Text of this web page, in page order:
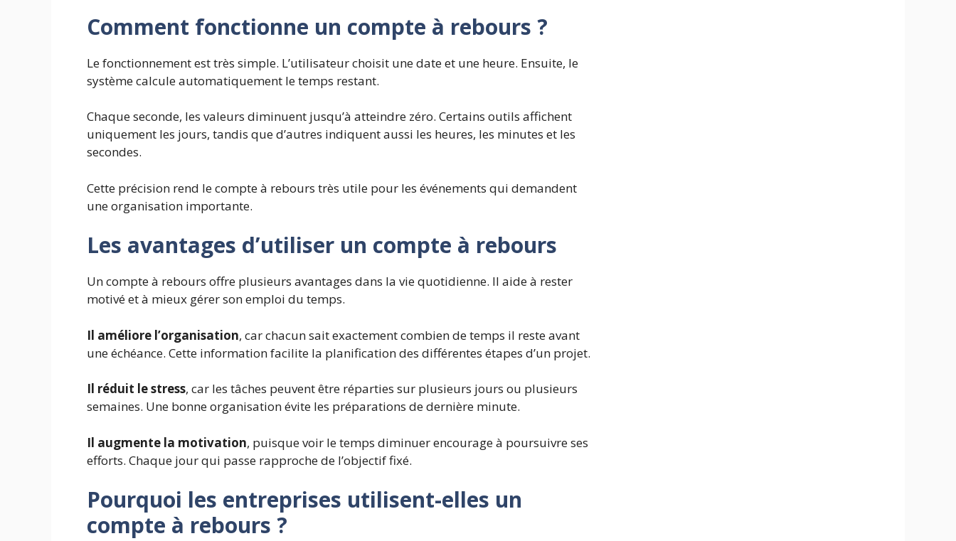
Comment fonctionne un compte à rebours ?
Le fonctionnement est très simple. L’utilisateur choisit une date et une heure. Ensuite, le
système calcule automatiquement le temps restant.
Chaque seconde, les valeurs diminuent jusqu’à atteindre zéro. Certains outils affichent
uniquement les jours, tandis que d’autres indiquent aussi les heures, les minutes et les
secondes.
Cette précision rend le compte à rebours très utile pour les événements qui demandent
une organisation importante.
Les avantages d’utiliser un compte à rebours
Un compte à rebours offre plusieurs avantages dans la vie quotidienne. Il aide à rester
motivé et à mieux gérer son emploi du temps.
Il améliore l’organisation, car chacun sait exactement combien de temps il reste avant
une échéance. Cette information facilite la planification des différentes étapes d’un projet.
Il réduit le stress, car les tâches peuvent être réparties sur plusieurs jours ou plusieurs
semaines. Une bonne organisation évite les préparations de dernière minute.
Il augmente la motivation, puisque voir le temps diminuer encourage à poursuivre ses
efforts. Chaque jour qui passe rapproche de l’objectif fixé.
Pourquoi les entreprises utilisent-elles un
compte à rebours ?